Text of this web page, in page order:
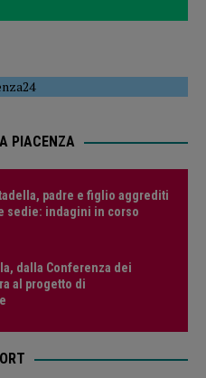
PIACENZA
padre e figlio aggrediti
sedie: indagini in corso
dalla Conferenza dei
al progetto di